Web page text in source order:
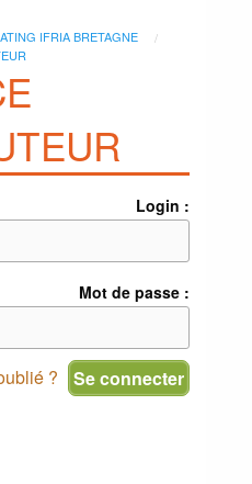
IFRIA BRETAGNE
Login :
Mot de passe :
?